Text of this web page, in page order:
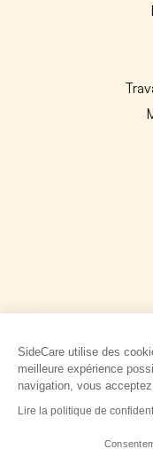
© 2026
SideCare utilise des
meilleure expérience
navigation, vous
Lire la politique de